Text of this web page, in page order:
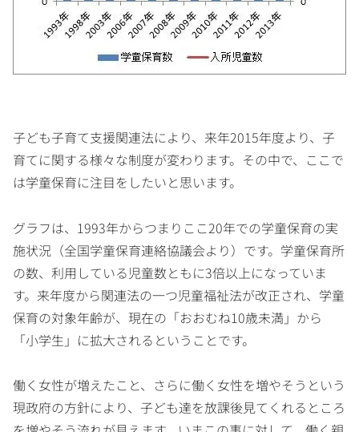
子ども子育て支援関連法により、来年2015年度より、子
育てに関する様々な制度が変わります。その中で、ここで
は学童保育に注目をしたいと思います。
グラフは、1993年からつまりここ20年での学童保育の実
施状況（全国学童保育連絡協議会より）です。学童保育所
の数、利用している児童数ともに3倍以上になっていま
す。来年度から関連法の一つ児童福祉法が改正され、学童
保育の対象年齢が、現在の「おおむね10歳未満」から
「小学生」に拡大されるということです。
働く女性が増えたこと、さらに働く女性を増やそうという
現政府の方針により、子ども達を放課後見てくれるところ